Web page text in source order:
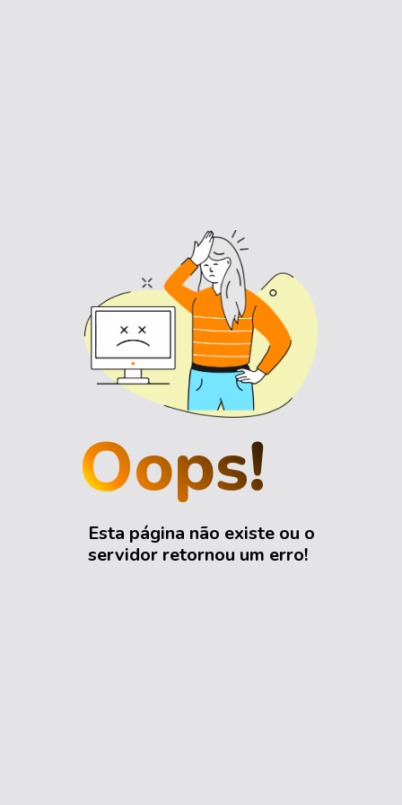
Oops!
Esta página não existe ou o
servidor retornou um erro!